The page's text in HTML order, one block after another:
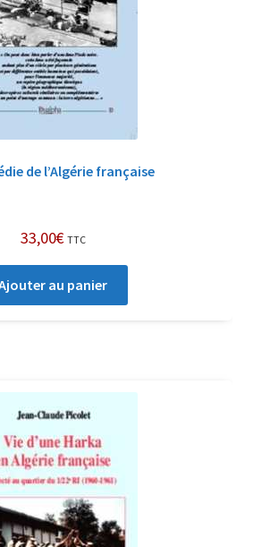
de l’Algérie française
33,00€ TTC
au panier